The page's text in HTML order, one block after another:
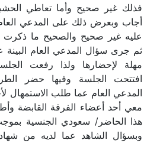
فذلك غير صحيح وأما تعاطي
أجاب وبعرض ذلك على المدعي
عليه غير صحيح والصحيح ما
ثم جرى سؤال المدعي العام
مهلة لإحضارها ولذا رفعت
افتتحت الجلسة وفيها حضر
المدعي العام عما طلب الاستمهال
معي أحد أعضاء الفرقة القابضة
هذا الحاضر/ سعودي الجنسية
وبسؤال الشاهد عما لديه من